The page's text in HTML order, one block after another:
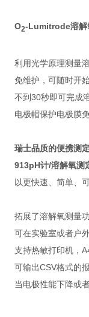
O2-Lumitrode溶解
利用光学原理测量
免维护，可随时开
不到30秒即可完成
电极帽保护电极膜
瑞士品质的便携测
913pH计/溶解氧测
以更快速、简单、
拓展了溶解氧测量
可在实验室或者户
支持热敏打印机，
可输出CSV格式的
当电极性能下降或